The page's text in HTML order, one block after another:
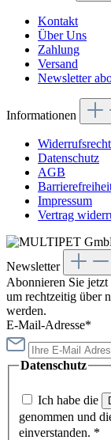
Kontakt
Über Uns
Zahlung
Versand
Newsletter
Informationen
Widerrufsrecht
Datenschutz
AGB
Impressum
Vertrag
Newsletter
Abonnieren Sie jetzt
um rechtzeitig über
werden.
E-Mail-Adresse*
Datenschutz
Ich habe die
genommen und
einverstanden. *